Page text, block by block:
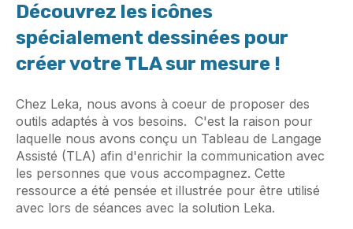
Découvrez les icônes
spécialement dessinées pour
créer votre TLA sur mesure !
Chez Leka, nous avons à coeur de proposer des
outils adaptés à vos besoins. C'est la raison pour
laquelle nous avons conçu un Tableau de Langage
Assisté (TLA) afin d'enrichir la communication avec
les personnes que vous accompagnez. Cette
ressource a été pensée et illustrée pour être utilisé
avec lors de séances avec la solution Leka.